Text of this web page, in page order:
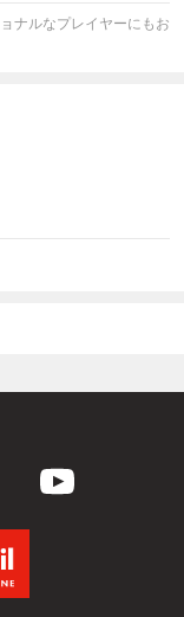
ナルなプレイヤーにもお